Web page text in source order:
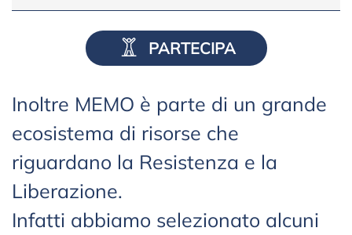
PARTECIPA
Inoltre MEMO è parte di un grande
ecosistema di risorse che
riguardano la Resistenza e la
Liberazione.
Infatti abbiamo selezionato alcuni